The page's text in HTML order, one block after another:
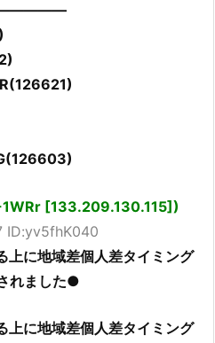
―――――
[133.209.130.115])
ID:yv5fhK040
に地域差個人差タイミング
れました●
に地域差個人差タイミング